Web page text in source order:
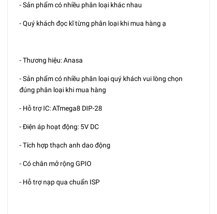
- Sản phẩm có nhiều phân loại khác nhau
- Quý khách đọc kĩ từng phân loại khi mua hàng ạ
- Thương hiệu: Anasa
- Sản phẩm có nhiều phân loại quý khách vui lòng chọn
đúng phân loại khi mua hàng
- Hỗ trợ IC: ATmega8 DIP-28
- Điện áp hoạt động: 5V DC
- Tích hợp thạch anh dao động
- Có chân mở rộng GPIO
- Hỗ trợ nạp qua chuẩn ISP